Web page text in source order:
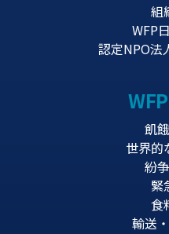
組
WFP
認定NPO法
飢
世界的
紛
緊
食
輸送